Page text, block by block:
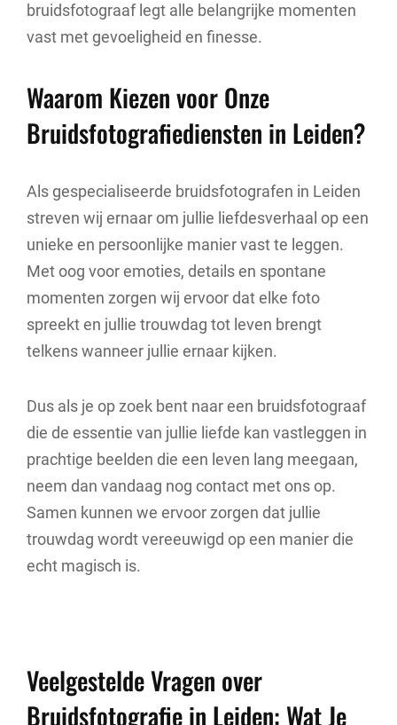
bruidsfotograaf legt alle belangrijke momenten
vast met gevoeligheid en finesse.
Waarom Kiezen voor Onze
Bruidsfotografiediensten in Leiden?
Als gespecialiseerde bruidsfotografen in Leiden
streven wij ernaar om jullie liefdesverhaal op een
unieke en persoonlijke manier vast te leggen.
Met oog voor emoties, details en spontane
momenten zorgen wij ervoor dat elke foto
spreekt en jullie trouwdag tot leven brengt
telkens wanneer jullie ernaar kijken.
Dus als je op zoek bent naar een bruidsfotograaf
die de essentie van jullie liefde kan vastleggen in
prachtige beelden die een leven lang meegaan,
neem dan vandaag nog contact met ons op.
Samen kunnen we ervoor zorgen dat jullie
trouwdag wordt vereeuwigd op een manier die
echt magisch is.
Veelgestelde Vragen over
Bruidsfotografie in Leiden: Wat Je